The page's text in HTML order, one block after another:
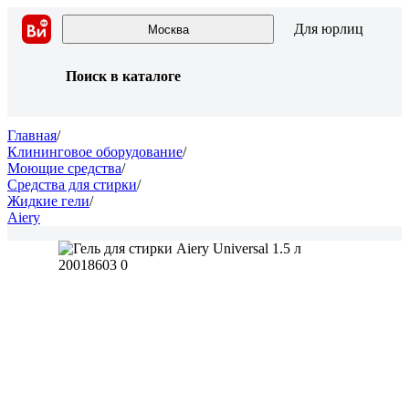
Москва Для юрлиц
Поиск в каталоге
Главная/
Клининговое оборудование/
Моющие средства/
Средства для стирки/
Жидкие гели/
Aiery